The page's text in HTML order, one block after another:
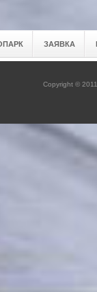
ЗАЯВКА
Copyright ©